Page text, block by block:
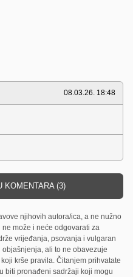
08.03.26. 18:48
KOMENTARA (3)
njihovih autora/ica, a ne nužno
može i neće odgovarati za
vrijeđanja, psovanja i vulgaran
ali to ne obavezuje
krše pravila. Čitanjem prihvatate
biti pronađeni sadržaji koji mogu